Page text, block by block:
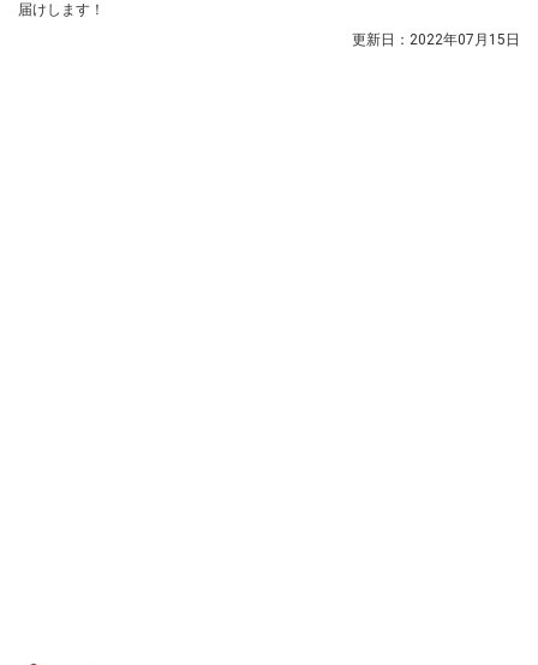
届けします！
更新日： 2022年07月15日